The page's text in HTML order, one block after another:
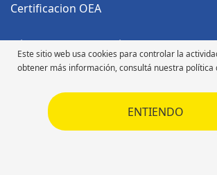
Este sitio web usa cookies para controlar la
obtener más información, consultá nuestra política
ENTIENDO
Certificacion OEA
Código Anticorrupción
Código de Ética